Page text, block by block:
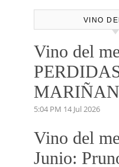
VINO
Vino del
5:04 PM 14 Jul 2026
Vino del
Junio: